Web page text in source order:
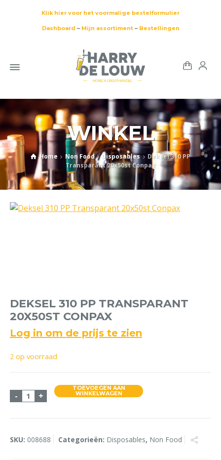
Klik hier voor het voormalige bestelformulier
Dashboard – Mijn assortiment– Bestellingen
WINKEL
Home Non Food Disposables
Deksel 310 PP
Transparant 20x50st Conpax
DEKSEL 310 PP TRANSPARANT
20X50ST CONPAX
Log in om de prijs te zien
2 op voorraad
- Deksel 310 PP Transparant 20x50st Conpax aantal
+
TOEVOEGEN AAN
WINKELWAGEN
SKU: 008688 Categorieën: Disposables, Non Food